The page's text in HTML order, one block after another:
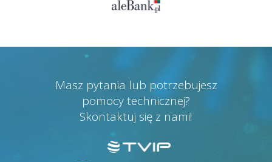
Masz pytania lub potrzebujesz
pomocy technicznej?
Skontaktuj się z nami!